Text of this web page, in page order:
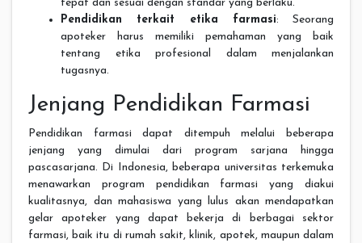
tepat dan sesuai dengan standar yang berlaku.
Pendidikan terkait etika farmasi: Seorang
apoteker harus memiliki pemahaman yang baik
tentang etika profesional dalam menjalankan
tugasnya.
Jenjang Pendidikan Farmasi
Pendidikan farmasi dapat ditempuh melalui beberapa
jenjang yang dimulai dari program sarjana hingga
pascasarjana. Di Indonesia, beberapa universitas terkemuka
menawarkan program pendidikan farmasi yang diakui
kualitasnya, dan mahasiswa yang lulus akan mendapatkan
gelar apoteker yang dapat bekerja di berbagai sektor
farmasi, baik itu di rumah sakit, klinik, apotek, maupun dalam